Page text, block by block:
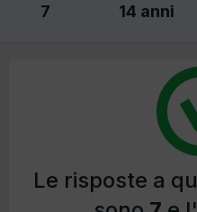
7 14 anni
Le risposte a